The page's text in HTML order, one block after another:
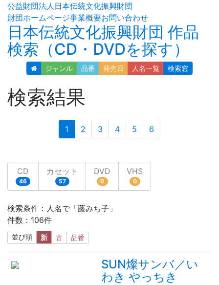
公益財団法人日本伝統文化振興財団
財団ホームページ事業概要お問い合わせ
日本伝統文化振興財団 作品
検索（CD・DVDを探す）
ジャンル 品番 発売日 人名一覧 検索窓
検索結果
1 (current)
2 3 4 5 6
CD
46
カセット
57
DVD
0
VHS
0
検索条件：人名で「藤みち子」
件数：106件
並び順 新 古 品番
SUN燦サンバ／い
わき やっちき